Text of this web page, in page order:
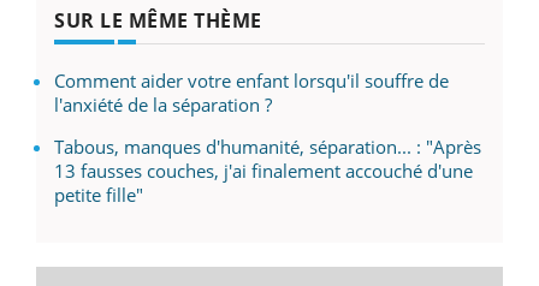
SUR LE MÊME THÈME
Comment aider votre enfant lorsqu'il souffre de
l'anxiété de la séparation ?
Tabous, manques d'humanité, séparation... : "Après
13 fausses couches, j'ai finalement accouché d'une
petite fille"